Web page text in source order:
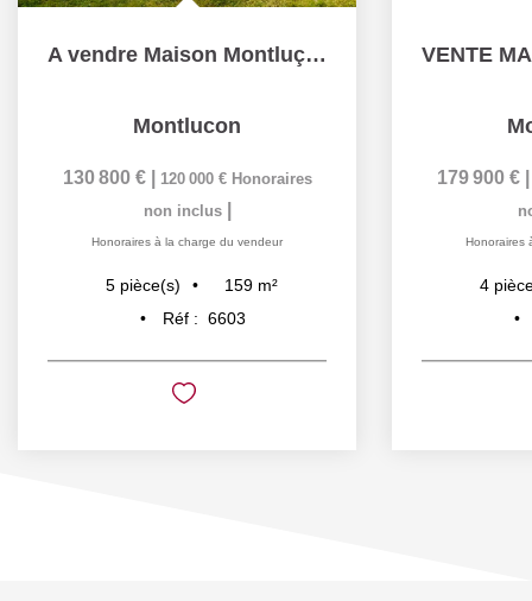
A vendre Maison Montluçon 5 pièces (158 m² hab) - Séjour...
Montlucon
130 800 € 120 000 € Honoraires
non inclus
Honoraires à la charge du vendeur
5 pièce(s) 159 m²
Réf : 6603
179 900 €
Honoraires
4